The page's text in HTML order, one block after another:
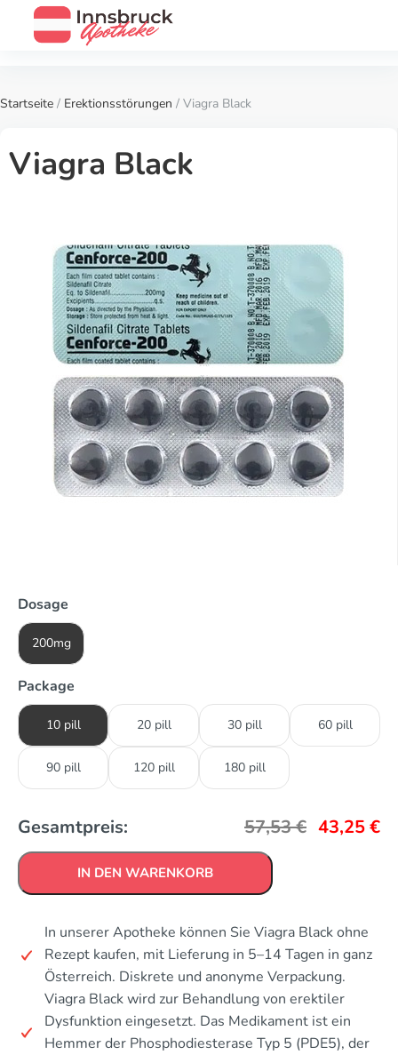
Startseite / Erektionsstörungen / Viagra Black
Viagra Black
Dosage
200mg
Package
10 pill 20 pill 30 pill 60 pill
90 pill 120 pill 180 pill
Gesamtpreis: 57,53€ 43,25€
IN DEN WARENKORB
In unserer Apotheke können Sie Viagra Black ohne
Rezept kaufen, mit Lieferung in 5–14 Tagen in ganz
Österreich. Diskrete und anonyme Verpackung.
Viagra Black wird zur Behandlung von erektiler
Dysfunktion eingesetzt. Das Medikament ist ein
Hemmer der Phosphodiesterase Typ 5 (PDE5), der